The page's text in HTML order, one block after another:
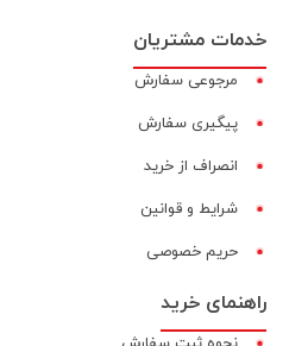
خدمات مشتریان
مرجوعی سفارش
پیگیری سفارش
انصراف از خرید
شرایط و قوانین
حریم خصوصی
راهنمای خرید